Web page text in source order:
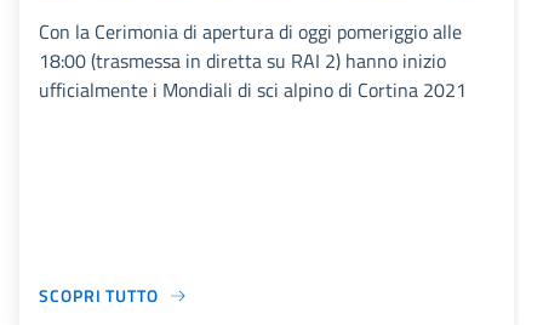
Con la Cerimonia di apertura di oggi pomeriggio alle
18:00 (trasmessa in diretta su RAI 2) hanno inizio
ufficialmente i Mondiali di sci alpino di Cortina 2021
SCOPRI TUTTO